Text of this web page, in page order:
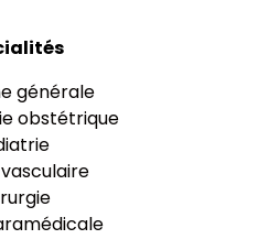
générale
obstétrique